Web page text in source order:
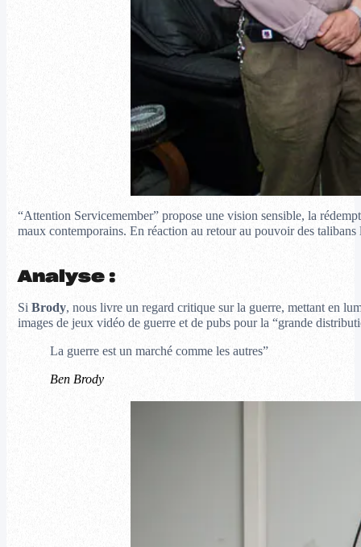
“Attention Servicemember” propose une vision sensible, la
maux contemporains. En réaction au retour au pouvoir des
Analyse :
Si Brody, nous livre un regard critique sur la guerre, mettant en
images de jeux vidéo de guerre et de pubs pour la “grande
La guerre est un marché comme les autres”
Ben Brody